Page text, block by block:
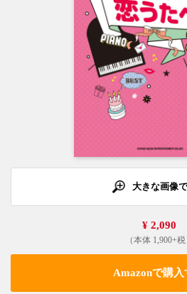
大きな画像
¥ 2,090
（本体 1,900+税
Amazonで購入